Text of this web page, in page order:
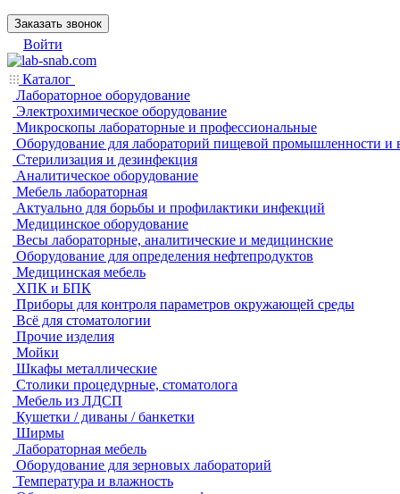
Заказать звонок
Войти
Каталог
Лабораторное оборудование
Электрохимическое оборудование
Микроскопы лабораторные и профессиональные
Оборудование для лабораторий пищевой промышленности и
Стерилизация и дезинфекция
Аналитическое оборудование
Мебель лабораторная
Актуально для борьбы и профилактики инфекций
Медицинское оборудование
Весы лабораторные, аналитические и медицинские
Оборудование для определения нефтепродуктов
Медицинская мебель
ХПК и БПК
Приборы для контроля параметров окружающей среды
Всё для стоматологии
Прочие изделия
Мойки
Шкафы металлические
Столики процедурные, стоматолога
Мебель из ЛДСП
Кушетки / диваны / банкетки
Ширмы
Лабораторная мебель
Оборудование для зерновых лабораторий
Температура и влажность